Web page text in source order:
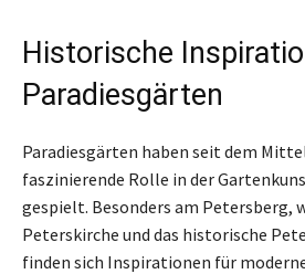
Historische
Paradiesgärten
Paradiesgärten haben seit dem
faszinierende Rolle in der
gespielt. Besonders am Petersberg,
Peterskirche und das historische
finden sich Inspirationen für